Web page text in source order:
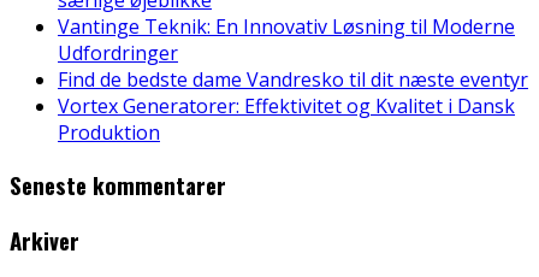
Vantinge Teknik: En Innovativ Løsning til Moderne
Udfordringer
Find de bedste dame Vandresko til dit næste eventyr
Vortex Generatorer: Effektivitet og Kvalitet i Dansk
Produktion
Seneste kommentarer
Arkiver